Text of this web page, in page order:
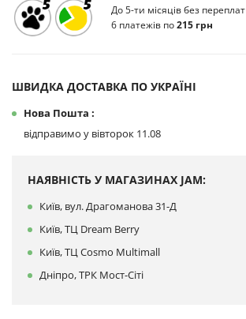
До 5-ти місяців без переплат
6 платежів по215 грн
ШВИДКА ДОСТАВКА ПО УКРАЇНІ
Нова Пошта :
відправимо у вівторок 11.08
НАЯВНІСТЬ У МАГАЗИНАХ JAM:
Київ, вул. Драгоманова 31-Д
Київ, ТЦ Dream Berry
Київ, ТЦ Cosmo Multimall
Дніпро, ТРК Мост-Сіті